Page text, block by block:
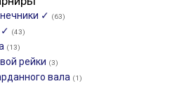
✓ (63)
✓ (43)
(13)
рейки (3)
вала (1)